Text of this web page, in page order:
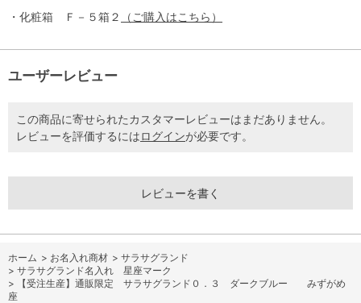
・化粧箱 Ｆ－５箱２ （ご購入はこちら）
ユーザーレビュー
この商品に寄せられたカスタマーレビューはまだありません。
レビューを評価するにはログインが必要です。
レビューを書く
ホーム > お名入れ商材 > サラサグランド
> サラサグランド名入れ 星座マーク
>
【受注生産】通販限定 サラサグランド０．３ ダークブルー みずがめ
座